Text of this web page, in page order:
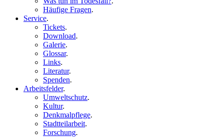
Häufige Fragen.
Service.
Tickets.
Download.
Galerie.
Glossar.
Links.
Literatur.
Spenden.
Arbeitsfelder.
Umweltschutz.
Kultur.
Denkmalpflege.
Stadtteilarbeit.
Forschung.